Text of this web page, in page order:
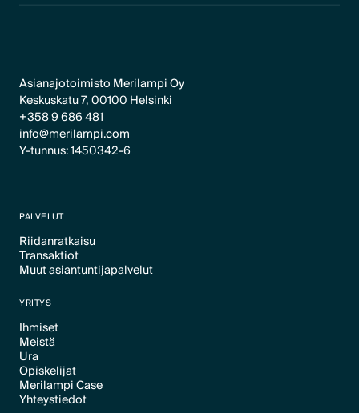
Asianajotoimisto Merilampi Oy
Keskuskatu 7, 00100 Helsinki
+358 9 686 481
info@merilampi.com
Y-tunnus: 1450342-6
PALVELUT
Riidanratkaisu
Text Link
Transaktiot
Text Link
Muut asiantuntijapalvelut
YRITYS
Ihmiset
Text Link
Meistä
Text Link
Ura
Text Link
Opiskelijat
Text Link
Merilampi Case
Text Link
Yhteystiedot